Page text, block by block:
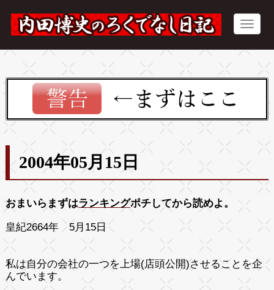
2004年05月15日
おまいらまずはランキングポチしてから読めよ。
皇紀2664年 5月15日
私は自分の会社の一つを上場(店頭公開)させることを企
んでいます。